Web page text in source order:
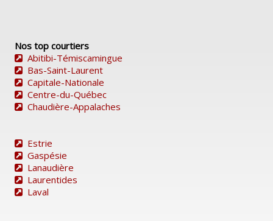
Nos top courtiers
Abitibi-Témiscamingue
Bas-Saint-Laurent
Capitale-Nationale
Centre-du-Québec
Chaudière-Appalaches
Estrie
Gaspésie
Lanaudière
Laurentides
Laval